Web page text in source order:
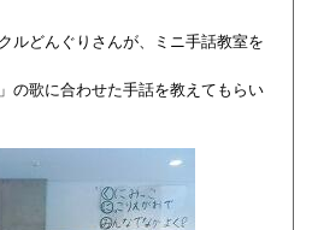
ルどんぐりさんが、ミニ手話教室を
の歌に合わせた手話を教えてもらい